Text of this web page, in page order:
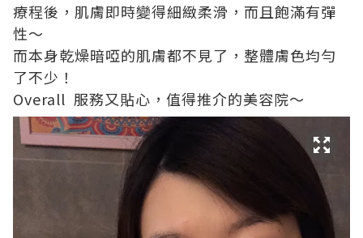
療程後，肌膚即時變得細緻柔滑，而且飽滿有彈
性～
而本身乾燥暗啞的肌膚都不見了，整體膚色均勻
了不少！
Overall 服務又貼心，值得推介的美容院～